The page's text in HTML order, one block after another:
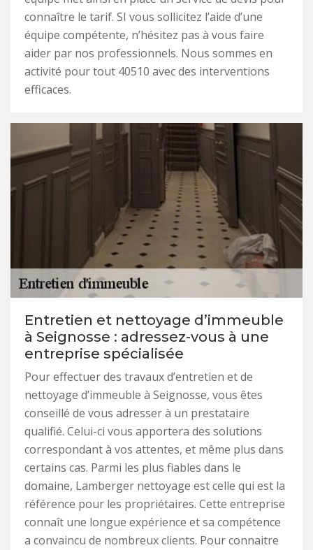
connaître le tarif. SI vous sollicitez l’aide d’une
équipe compétente, n’hésitez pas à vous faire
aider par nos professionnels. Nous sommes en
activité pour tout 40510 avec des interventions
efficaces.
Entretien et nettoyage d’immeuble
à Seignosse : adressez-vous à une
entreprise spécialisée
Pour effectuer des travaux d’entretien et de
nettoyage d’immeuble à Seignosse, vous êtes
conseillé de vous adresser à un prestataire
qualifié. Celui-ci vous apportera des solutions
correspondant à vos attentes, et même plus dans
certains cas. Parmi les plus fiables dans le
domaine, Lamberger nettoyage est celle qui est la
référence pour les propriétaires. Cette entreprise
connaît une longue expérience et sa compétence
a convaincu de nombreux clients. Pour connaitre